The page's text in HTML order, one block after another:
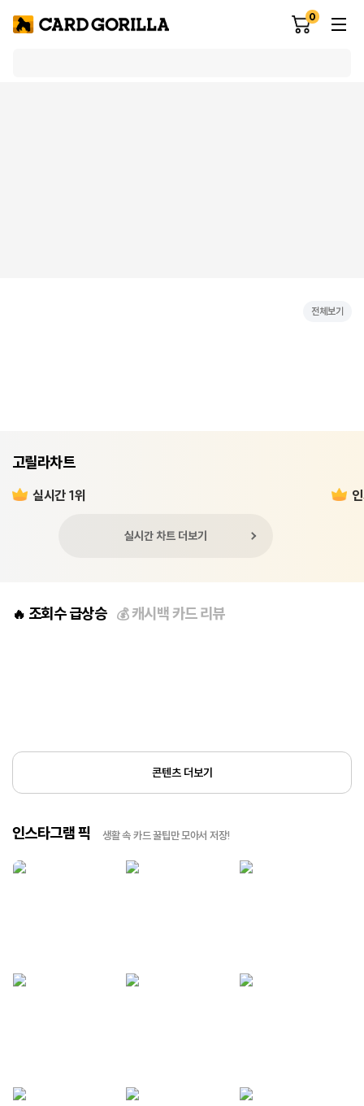
0
전체보기
고릴라차트
실시간 1위
실시간 차트 더보기
🔥 조회수 급상승 💰캐시백 카드 리뷰
콘텐츠 더보기
인스타그램 픽 생활 속 카드 꿀팁만 모아서 저장!